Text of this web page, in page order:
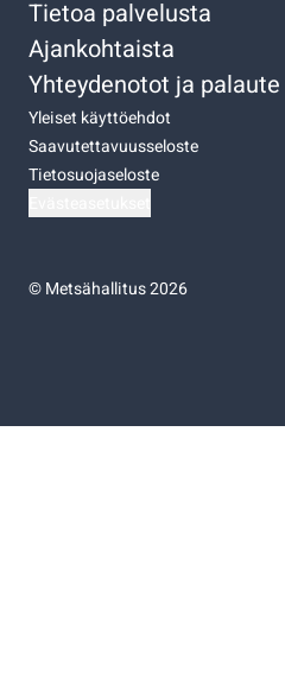
Tietoa palvelusta
Ajankohtaista
Yhteydenotot ja palaute
Yleiset käyttöehdot
Saavutettavuusseloste
Tietosuojaseloste
©Metsähallitus 2026